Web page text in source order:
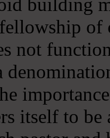
of
not
itself to be